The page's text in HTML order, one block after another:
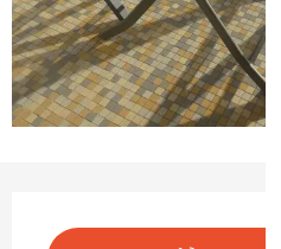
Öffnungszeiten